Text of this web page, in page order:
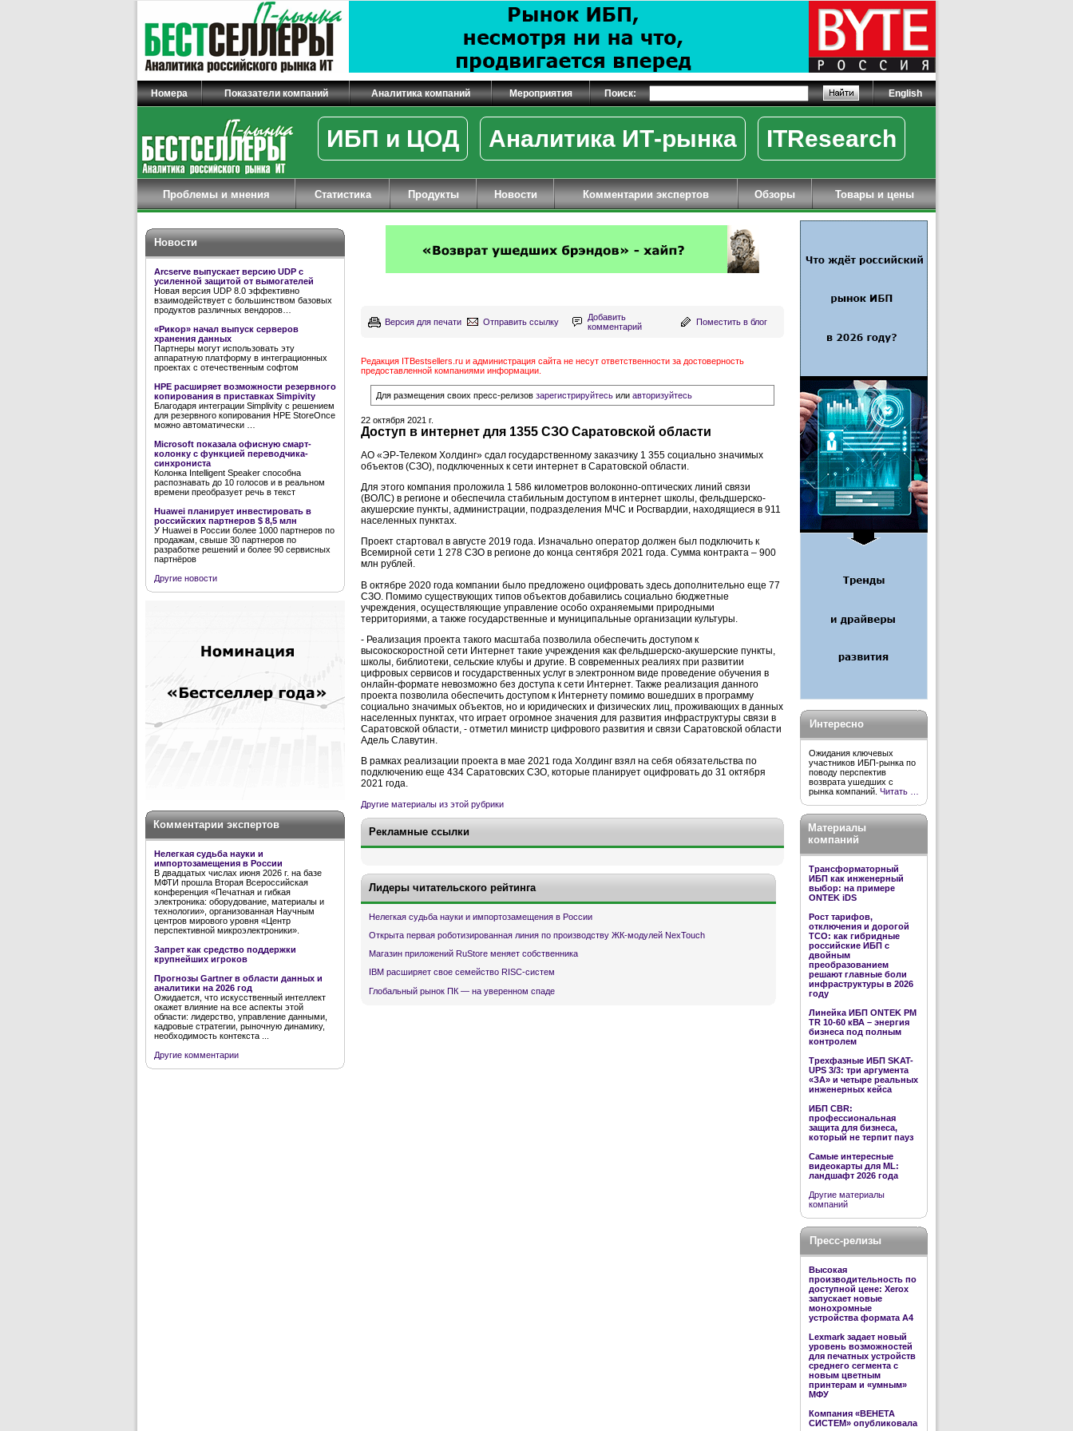
Номера Показатели компаний Аналитика компаний Мероприятия Поиск: English
ИБП и ЦОД Аналитика ИТ-рынка ITResearch
Проблемы и мнения Статистика Продукты Новости Комментарии экспертов Обзоры Товары и цены
Новости
Arcserve выпускает версию UDP с
усиленной защитой от вымогателей
Новая версия UDP 8.0 эффективно
взаимодействует с большинством базовых
продуктов различных вендоров…
«Рикор» начал выпуск серверов
хранения данных
Партнеры могут использовать эту
аппаратную платформу в интеграционных
проектах с отечественным софтом
HPE расширяет возможности резервного
копирования в приставках Simpivity
Благодаря интеграции Simplivity с решением
для резервного копирования HPE StoreOnce
можно автоматически …
Microsoft показала офисную смарт-
колонку с функцией переводчика-
синхрониста
Колонка Intelligent Speaker способна
распознавать до 10 голосов и в реальном
времени преобразует речь в текст
Huawei планирует инвестировать в
российских партнеров $ 8,5 млн
У Huawei в России более 1000 партнеров по
продажам, свыше 30 партнеров по
разработке решений и более 90 сервисных
партнёров
Другие новости
Комментарии экспертов
Нелегкая судьба науки и
импортозамещения в России
В двадцатых числах июня 2026 г. на базе
МФТИ прошла Вторая Всероссийская
конференция «Печатная и гибкая
электроника: оборудование, материалы и
технологии», организованная Научным
центров мирового уровня «Центр
перспективной микроэлектроники».
Запрет как средство поддержки
крупнейших игроков
Прогнозы Gartner в области данных и
аналитики на 2026 год
Ожидается, что искусственный интеллект
окажет влияние на все аспекты этой
области: лидерство, управление данными,
кадровые стратегии, рыночную динамику,
необходимость контекста ...
Другие комментарии
Версия для печати Отправить ссылку
Добавить
комментарий
Поместить в блог
Редакция ITBestsellers.ru и администрация сайта не несут ответственности за достоверность
предоставленной компаниями информации.
Для размещения своих пресс-релизов зарегистрируйтесь или авторизуйтесь
22 октября 2021 г.
Доступ в интернет для 1355 СЗО Саратовской области
АО «ЭР-Телеком Холдинг» сдал государственному заказчику 1 355 социально значимых
объектов (СЗО), подключенных к сети интернет в Саратовской области.
Для этого компания проложила 1 586 километров волоконно-оптических линий связи
(ВОЛС) в регионе и обеспечила стабильным доступом в интернет школы, фельдшерско-
акушерские пункты, администрации, подразделения МЧС и Росгвардии, находящиеся в 911
населенных пунктах.
Проект стартовал в августе 2019 года. Изначально оператор должен был подключить к
Всемирной сети 1 278 СЗО в регионе до конца сентября 2021 года. Сумма контракта – 900
млн рублей.
В октябре 2020 года компании было предложено оцифровать здесь дополнительно еще 77
СЗО. Помимо существующих типов объектов добавились социально бюджетные
учреждения, осуществляющие управление особо охраняемыми природными
территориями, а также государственные и муниципальные организации культуры.
- Реализация проекта такого масштаба позволила обеспечить доступом к
высокоскоростной сети Интернет такие учреждения как фельдшерско-акушерские пункты,
школы, библиотеки, сельские клубы и другие. В современных реалиях при развитии
цифровых сервисов и государственных услуг в электронном виде проведение обучения в
онлайн-формате невозможно без доступа к сети Интернет. Также реализация данного
проекта позволила обеспечить доступом к Интернету помимо вошедших в программу
социально значимых объектов, но и юридических и физических лиц, проживающих в данных
населенных пунктах, что играет огромное значения для развития инфраструктуры связи в
Саратовской области, - отметил министр цифрового развития и связи Саратовской области
Адель Славутин.
В рамках реализации проекта в мае 2021 года Холдинг взял на себя обязательства по
подключению еще 434 Саратовских СЗО, которые планирует оцифровать до 31 октября
2021 года.
Другие материалы из этой рубрики
Рекламные ссылки
Лидеры читательского рейтинга
Нелегкая судьба науки и импортозамещения в России
Открыта первая роботизированная линия по производству ЖК-модулей NexTouch
Магазин приложений RuStore меняет собственника
IBM расширяет свое семейство RISC-систем
Глобальный рынок ПК — на уверенном спаде
Интересно
Ожидания ключевых
участников ИБП-рынка по
поводу перспектив
возврата ушедших с
рынка компаний. Читать …
Материалы
компаний
Трансформаторный
ИБП как инженерный
выбор: на примере
ONTEK iDS
Рост тарифов,
отключения и дорогой
TCO: как гибридные
российские ИБП с
двойным
преобразованием
решают главные боли
инфраструктуры в 2026
году
Линейка ИБП ONTEK PM
TR 10-60 кВА – энергия
бизнеса под полным
контролем
Трехфазные ИБП SKAT-
UPS 3/3: три аргумента
«ЗА» и четыре реальных
инженерных кейса
ИБП CBR:
профессиональная
защита для бизнеса,
который не терпит пауз
Самые интересные
видеокарты для ML:
ландшафт 2026 года
Другие материалы
компаний
Пресс-релизы
Высокая
производительность по
доступной цене: Xerox
запускает новые
монохромные
устройства формата А4
Lexmark задает новый
уровень возможностей
для печатных устройств
среднего сегмента с
новым цветным
принтерам и «умным»
МФУ
Компания «ВЕНЕТА
СИСТЕМ» опубликовала